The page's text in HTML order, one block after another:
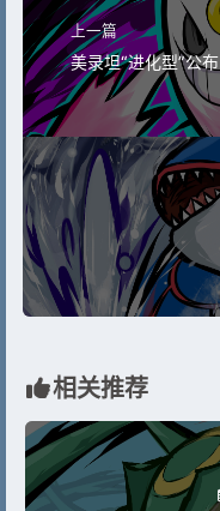
上一篇
美录坦“进化型”公布
相关推荐